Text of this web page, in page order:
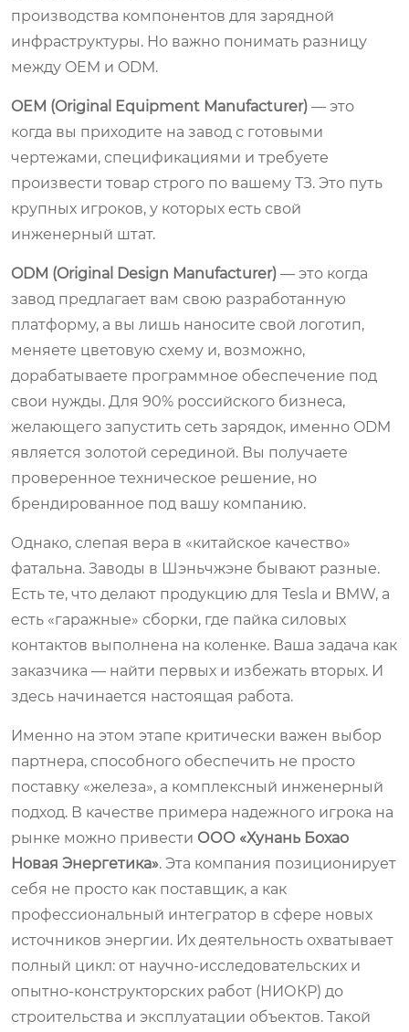
производства компонентов для зарядной
инфраструктуры. Но важно понимать разницу
между OEM и ODM.
OEM (Original Equipment Manufacturer) — это
когда вы приходите на завод с готовыми
чертежами, спецификациями и требуете
произвести товар строго по вашему ТЗ. Это путь
крупных игроков, у которых есть свой
инженерный штат.
ODM (Original Design Manufacturer) — это когда
завод предлагает вам свою разработанную
платформу, а вы лишь наносите свой логотип,
меняете цветовую схему и, возможно,
дорабатываете программное обеспечение под
свои нужды. Для 90% российского бизнеса,
желающего запустить сеть зарядок, именно ODM
является золотой серединой. Вы получаете
проверенное техническое решение, но
брендированное под вашу компанию.
Однако, слепая вера в «китайское качество»
фатальна. Заводы в Шэньчжэне бывают разные.
Есть те, что делают продукцию для Tesla и BMW, а
есть «гаражные» сборки, где пайка силовых
контактов выполнена на коленке. Ваша задача как
заказчика — найти первых и избежать вторых. И
здесь начинается настоящая работа.
Именно на этом этапе критически важен выбор
партнера, способного обеспечить не просто
поставку «железа», а комплексный инженерный
подход. В качестве примера надежного игрока на
рынке можно привести ООО «Хунань Бохао
Новая Энергетика». Эта компания позиционирует
себя не просто как поставщик, а как
профессиональный интегратор в сфере новых
источников энергии. Их деятельность охватывает
полный цикл: от научно-исследовательских и
опытно-конструкторских работ (НИОКР) до
строительства и эксплуатации объектов. Такой